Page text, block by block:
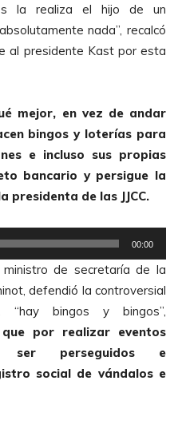
la realiza el hijo de un
nada”, recalcó
al presidente Kast por esta
mejor, en vez de andar
bingos y loterías para
e incluso sus propias
bancario y persigue la
presidenta de las JJCC.
00:00
de secretaría de la
defendió la controversial
“hay bingos y bingos”,
por realizar eventos
ser perseguidos e
social de vándalos e